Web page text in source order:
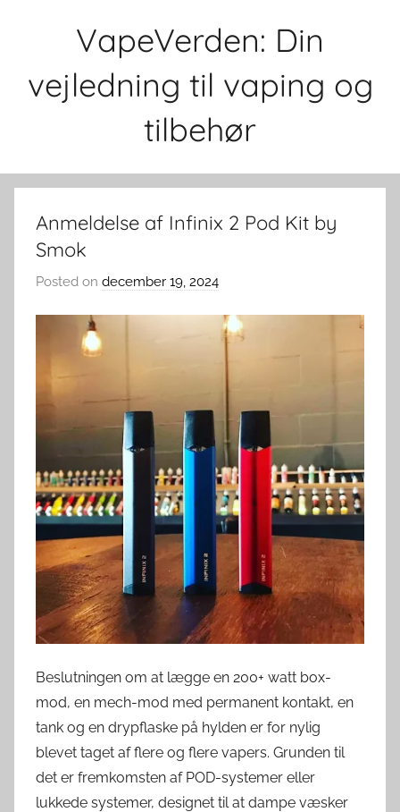
VapeVerden: Din
vejledning til vaping og
tilbehør
Anmeldelse af Infinix 2 Pod Kit by
Smok
Posted on december 19, 2024
v
e
r
d
e
n
Beslutningen om at lægge en 200+ watt box-
mod, en mech-mod med permanent kontakt, en
tank og en drypflaske på hylden er for nylig
blevet taget af flere og flere vapers. Grunden til
det er fremkomsten af ​​POD-systemer eller
lukkede systemer, designet til at dampe væsker